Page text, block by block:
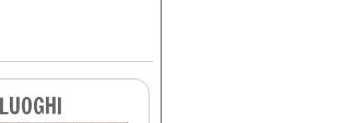
LUOGHI